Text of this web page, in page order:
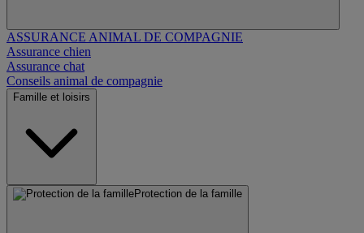
ASSURANCE ANIMAL DE COMPAGNIE
Assurance chien
Assurance chat
Conseils animal de compagnie
Famille et loisirs
Protection de la famille